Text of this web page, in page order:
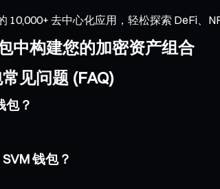
10,000+ 去中心化应用，轻松探索 DeFi、
中构建您的加密资产组合
见问题 (FAQ)
包？
钱包？